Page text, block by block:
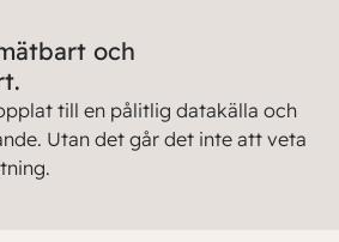
och
till en pålitlig datakälla och
Utan det går det inte att veta